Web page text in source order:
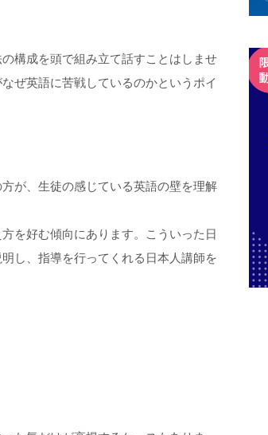
構成を頭で組み立て話すことはしませ
ぜ英語に苦戦しているのかというポイ
が、生徒の感じている英語の壁を理解
を好む傾向にあります。こういった日
し、指導を行ってくれる日本人講師を